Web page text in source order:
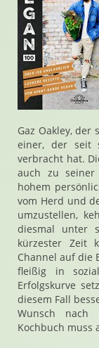
Gaz Oakley,
einer, der seit
verbracht hat.
auch zu seiner
hohem
vom Herd und
umzustellen,
diesmal unter
kürzester Zeit
Channel auf die
fleißig in
Erfolgskurve
diesem Fall
Wunsch nach
Kochbuch muss